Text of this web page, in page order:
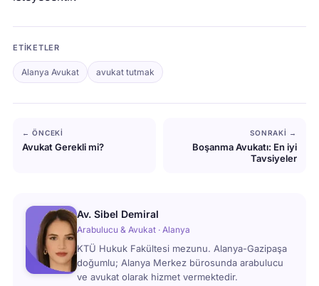
ETIKETLER
Alanya Avukat avukat tutmak
← ÖNCEKI
Avukat Gerekli mi?
SONRAKI →
Boşanma Avukatı: En iyi
Tavsiyeler
Av. Sibel Demiral
Arabulucu & Avukat · Alanya
KTÜ Hukuk Fakültesi mezunu. Alanya-Gazipaşa
doğumlu; Alanya Merkez bürosunda arabulucu
ve avukat olarak hizmet vermektedir.